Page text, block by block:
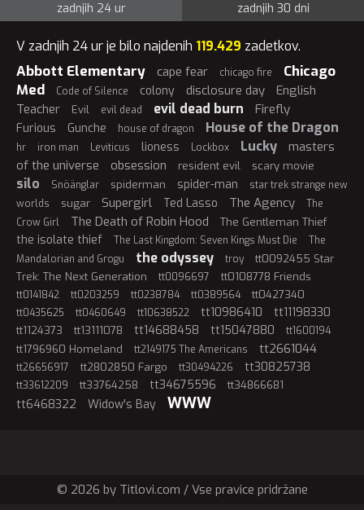
zadnjih 24 ur zadnjih 30 dni
V zadnjih 24 ur je bilo najdenih 119.429 zadetkov.
Abbott Elementary cape fear chicago fire
Chicago
Med
Code of Silence colony disclosure day
English
Teacher
Evil evil dead evil dead burn Firefly
Furious Gunche house of dragon House of the Dragon
hr iron man Leviticus lioness Lockbox Lucky
masters
of the universe
obsession resident evil scary movie
silo Snöänglar spiderman spider-man
star trek strange new
worlds
sugar Supergirl Ted Lasso The Agency
The
Crow Girl
The Death of Robin Hood The Gentleman Thief
the isolate thief The Last Kingdom: Seven Kings Must Die
The
Mandalorian and Grogu
the odyssey troy
tt0092455 Star
Trek: The Next Generation
tt0096697 tt0108778 Friends
tt0141842 tt0203259 tt0238784 tt0389564 tt0427340
tt0435625 tt0460649 tt10638522 tt10986410 tt11198330
tt1124373 tt13111078 tt14688458 tt15047880 tt1600194
tt1796960 Homeland tt2149175 The Americans tt2661044
tt26656917 tt2802850 Fargo tt30494226 tt30825738
tt33612209 tt33764258 tt34675596 tt34866681
tt6468322 Widow's Bay WWW
© 2026 by Titlovi.com / Vse pravice pridržane